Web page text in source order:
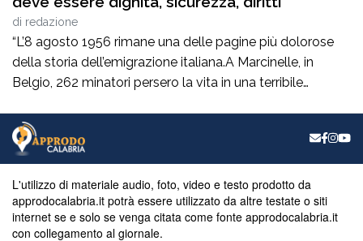
di redazione
“L’8 agosto 1956 rimane una delle pagine più dolorose
della storia dell’emigrazione italiana.A Marcinelle, in
Belgio, 262 minatori persero la vita in una terribile
calabresi.Settant’anni dopo, il tempo non può cancellare
il dolore di quelle famiglie e il sacrificio di quegli uomini
che avevano lasciato la […]
L'utilizzo di materiale audio, foto, video e testo prodotto da
approdocalabria.it potrà essere utilizzato da altre testate o siti
internet se e solo se venga citata come fonte approdocalabria.it
con collegamento al giornale.